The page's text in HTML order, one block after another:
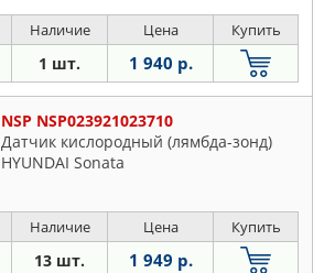
Наличие Цена Купить
1 шт. 1 940 р.
NSP NSP023921023710
Датчик кислородный (лямбда-зонд)
HYUNDAI Sonata
Наличие Цена Купить
13 шт. 1 949 р.